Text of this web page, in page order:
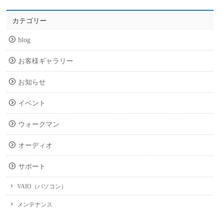
カテゴリー
blog
お客様ギャラリー
お知らせ
イベント
ウォークマン
オーディオ
サポート
VAIO（パソコン）
メンテナンス